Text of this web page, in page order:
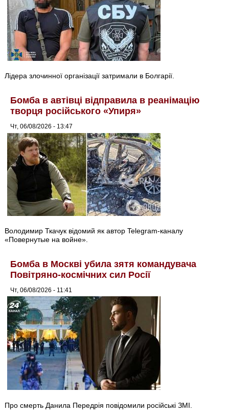
Лідера злочинної організації затримали в Болгарії.
Бомба в автівці відправила в реанімацію
творця російського «Упиря»
Чт, 06/08/2026 - 13:47
Володимир Ткачук відомий як автор Telegram-каналу
«Повернутые на войне».
Бомба в Москві убила зятя командувача
Повітряно-космічних сил Росії
Чт, 06/08/2026 - 11:41
Про смерть Данила Передрія повідомили російські ЗМІ.